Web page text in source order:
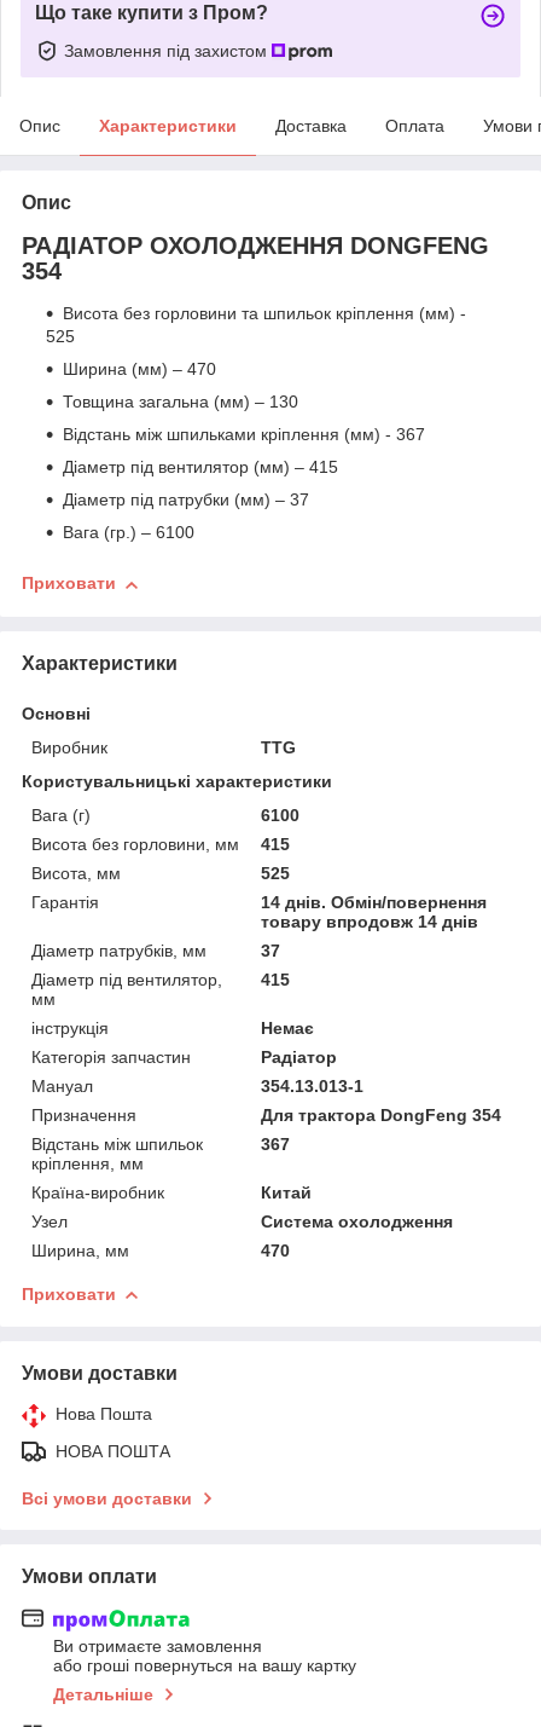
Що таке купити з Пром?
Замовлення під захистом
Опис Характеристики Доставка Оплата Умови
Опис
РАДІАТОР ОХОЛОДЖЕННЯ DONGFENG
354
Висота без горловини та шпильок кріплення (мм) -
525
Ширина (мм) – 470
Товщина загальна (мм) – 130
Відстань між шпильками кріплення (мм) - 367
Діаметр під вентилятор (мм) – 415
Діаметр під патрубки (мм) – 37
Вага (гр.) – 6100
Приховати
Характеристики
Основні
Виробник
TTG
Користувальницькі характеристики
Вага (г)
6100
Висота без горловини, мм
415
Висота, мм
525
Гарантія
14 днів. Обмін/повернення
товару впродовж 14 днів
Діаметр патрубків, мм
37
Діаметр під вентилятор,
мм
415
інструкція
Немає
Категорія запчастин
Радіатор
Мануал
354.13.013-1
Призначення
Для трактора DongFeng 354
Відстань між шпильок
кріплення, мм
367
Країна-виробник
Китай
Узел
Система охолодження
Ширина, мм
470
Приховати
Умови доставки
Нова Пошта
НОВА ПОШТА
Всі умови доставки
Умови оплати
Ви отримаєте замовлення
або гроші повернуться на вашу картку
Детальніше